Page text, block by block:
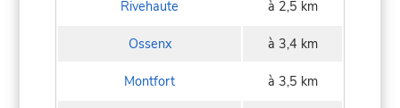
Rivehaute à 2,5 km
Ossenx à 3,4 km
Montfort à 3,5 km